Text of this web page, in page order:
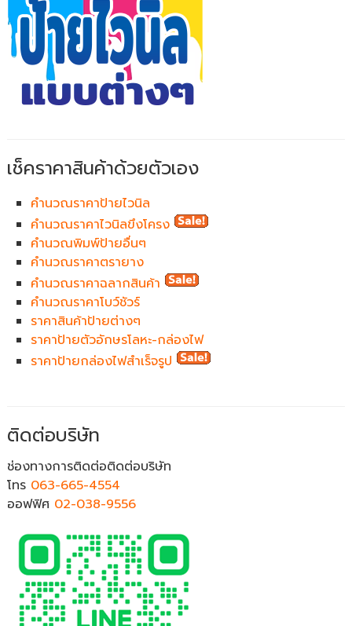
เช็คราคาสินค้าด้วยตัวเอง
คำนวณราคาป้ายไวนิล
คำนวณราคาไวนิลขึงโครง
คำนวณพิมพ์ป้ายอื่นๆ
คำนวณราคาตรายาง
คำนวณราคาฉลากสินค้า
คำนวณราคาโบว์ชัวร์
ราคาสินค้าป้ายต่างๆ
ราคาป้ายตัวอักษรโลหะ-กล่องไฟ
ราคาป้ายกล่องไฟสำเร็จรูป
ติดต่อบริษัท
ช่องทางการติดต่อติดต่อบริษัท
โทร 063-665-4554
ออฟฟิศ 02-038-9556